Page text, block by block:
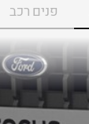
פנים רכב